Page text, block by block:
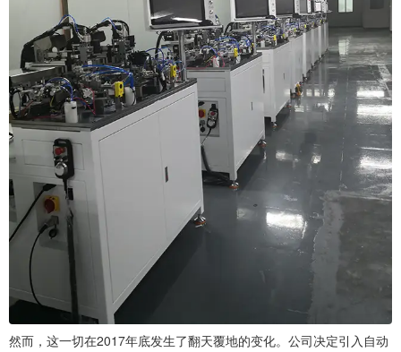
然而，这一切在2017年底发生了翻天覆地的变化。公司决定引入自动